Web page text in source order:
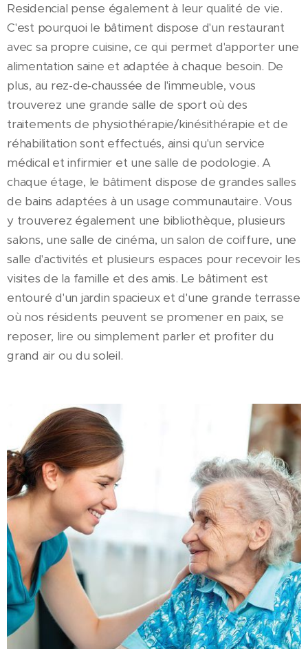
Residencial pense également à leur qualité de vie.
C'est pourquoi le bâtiment dispose d'un restaurant
avec sa propre cuisine, ce qui permet d'apporter une
alimentation saine et adaptée à chaque besoin. De
plus, au rez-de-chaussée de l'immeuble, vous
trouverez une grande salle de sport où des
traitements de physiothérapie/kinésithérapie et de
réhabilitation sont effectués, ainsi qu'un service
médical et infirmier et une salle de podologie. A
chaque étage, le bâtiment dispose de grandes salles
de bains adaptées à un usage communautaire. Vous
y trouverez également une bibliothèque, plusieurs
salons, une salle de cinéma, un salon de coiffure, une
salle d'activités et plusieurs espaces pour recevoir les
visites de la famille et des amis. Le bâtiment est
entouré d'un jardin spacieux et d'une grande terrasse
où nos résidents peuvent se promener en paix, se
reposer, lire ou simplement parler et profiter du
grand air ou du soleil.